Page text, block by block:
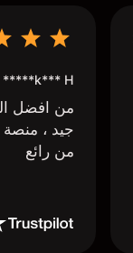
k*** H*****
من افضل
جيد ،
من رائع